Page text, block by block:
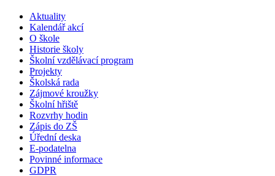
Aktuality
Kalendář akcí
O škole
Historie školy
Školní vzdělávací program
Projekty
Školská rada
Zájmové kroužky
Školní hřiště
Rozvrhy hodin
Zápis do ZŠ
Úřední deska
E-podatelna
Povinné informace
GDPR